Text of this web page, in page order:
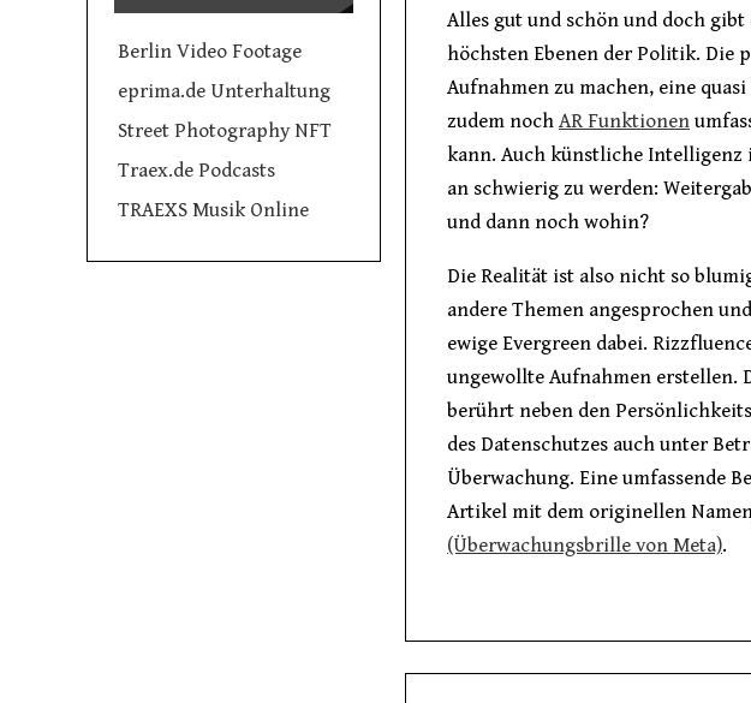
Alles gut und schön und doch
höchsten Ebenen der Politik. Die
Aufnahmen zu machen, eine
zudem noch AR Funktionen
kann. Auch künstliche Intelligenz
an schwierig zu werden:
und dann noch wohin?
Die Realität ist also nicht so
andere Themen angesprochen
ewige Evergreen dabei.
ungewollte Aufnahmen erstellen.
berührt neben den
des Datenschutzes auch unter
Überwachung. Eine umfassende
Artikel mit dem originellen
(Überwachungsbrille von Meta).
Berlin Video Footage
eprima.de Unterhaltung
Street Photography NFT
Traex.de Podcasts
TRAEXS Musik Online